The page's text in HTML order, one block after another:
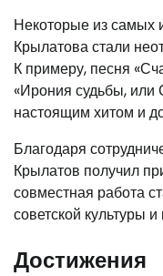
Некоторые из самых
Крылатова стали
К примеру, песня
«Ирония судьбы, или
настоящим хитом и
Благодаря
Крылатов получил
совместная работа
советской культуры
Достижения